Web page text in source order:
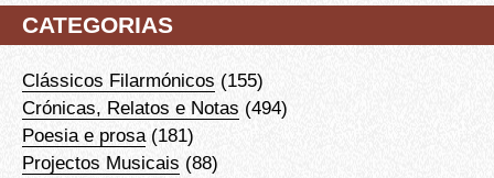
CATEGORIAS
Clássicos Filarmónicos (155)
Crónicas, Relatos e Notas (494)
Poesia e prosa(181)
Projectos Musicais (88)